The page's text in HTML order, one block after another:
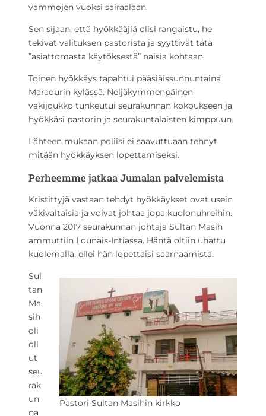
vammojen vuoksi sairaalaan.
Sen sijaan, että hyökkääjiä olisi rangaistu, he
tekivät valituksen pastorista ja syyttivät tätä
”asiattomasta käytöksestä” naisia kohtaan.
Toinen hyökkäys tapahtui pääsiäissunnuntaina
Maradurin kylässä. Neljäkymmenpäinen
väkijoukko tunkeutui seurakunnan kokoukseen ja
hyökkäsi pastorin ja seurakuntalaisten kimppuun.
Lähteen mukaan poliisi ei saavuttuaan tehnyt
mitään hyökkäyksen lopettamiseksi.
Perheemme jatkaa Jumalan palvelemista
Kristittyjä vastaan tehdyt hyökkäykset ovat usein
väkivaltaisia ja voivat johtaa jopa kuolonuhreihin.
Vuonna 2017 seurakunnan johtaja Sultan Masih
ammuttiin Lounais-Intiassa. Häntä oltiin uhattu
kuolemalla, ellei hän lopettaisi saarnaamista.
Pastori Sultan Masihin kirkko
Sul
tan
Ma
sih
oli
oll
ut
seu
rak
un
na